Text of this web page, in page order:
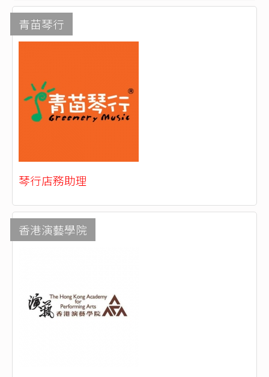
青苗琴行
琴行店務助理
香港演藝學院